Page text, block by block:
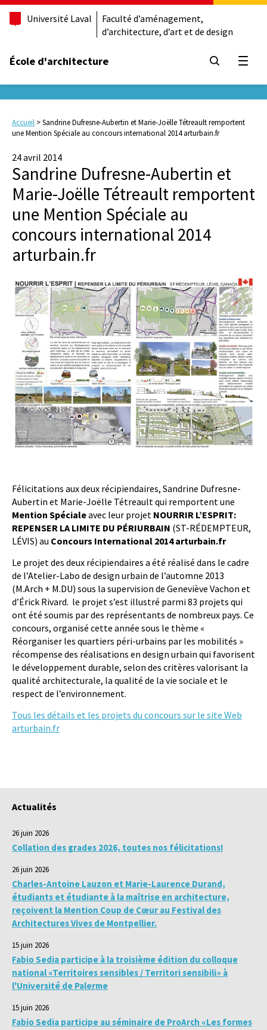
Université Laval
Faculté d’aménagement,
d’architecture, d’art et de design
École d'architecture
Accueil >Sandrine Dufresne-Aubertin et Marie-Joëlle Tétreault remportent
une Mention Spéciale au concours international 2014 arturbain.fr
24 avril 2014
Sandrine Dufresne-Aubertin et
Marie-Joëlle Tétreault remportent
une Mention Spéciale au
concours international 2014
arturbain.fr
Félicitations aux deux récipiendaires, Sandrine Dufresne-
Aubertin et Marie-Joëlle Tétreault qui remportent une
Mention Spécialeavec leur projet NOURRIR L’ESPRIT:
REPENSER LA LIMITE DU PÉRIURBAIN (ST-RÉDEMPTEUR,
LÉVIS) au Concours International 2014 arturbain.fr
Le projet des deux récipiendaires a été réalisé dans le cadre
de l’Atelier-Labo de design urbain de l’automne 2013
(M.Arch + M.DU) sous la supervision de Geneviève Vachon et
d’Érick Rivard. le projet s’est illustré parmi 83 projets qui
ont été soumis par des représentants de nombreux pays. Ce
concours, organisé cette année sous le thème «
Réorganiser les quartiers péri-urbains par les mobilités »
récompense des réalisations en design urbain qui favorisent
le développement durable, selon des critères valorisant la
qualité architecturale, la qualité de la vie sociale et le
respect de l’environnement.
Tous les détails et les projets du concours sur le site Web
arturbain.fr
Actualités
26 juin 2026
Collation des grades 2026, toutes nos félicitations!
26 juin 2026
Charles-Antoine Lauzon et Marie-Laurence Durand,
étudiants et étudiante à la maîtrise en architecture,
reçoivent la Mention Coup de Cœur au Festival des
Architectures Vives de Montpellier.
15 juin 2026
Fabio Sedia participe à la troisième édition du colloque
national «Territoires sensibles / Territori sensibili» à
l'Université de Palerme
15 juin 2026
Fabio Sedia participe au séminaire de ProArch «Les formes